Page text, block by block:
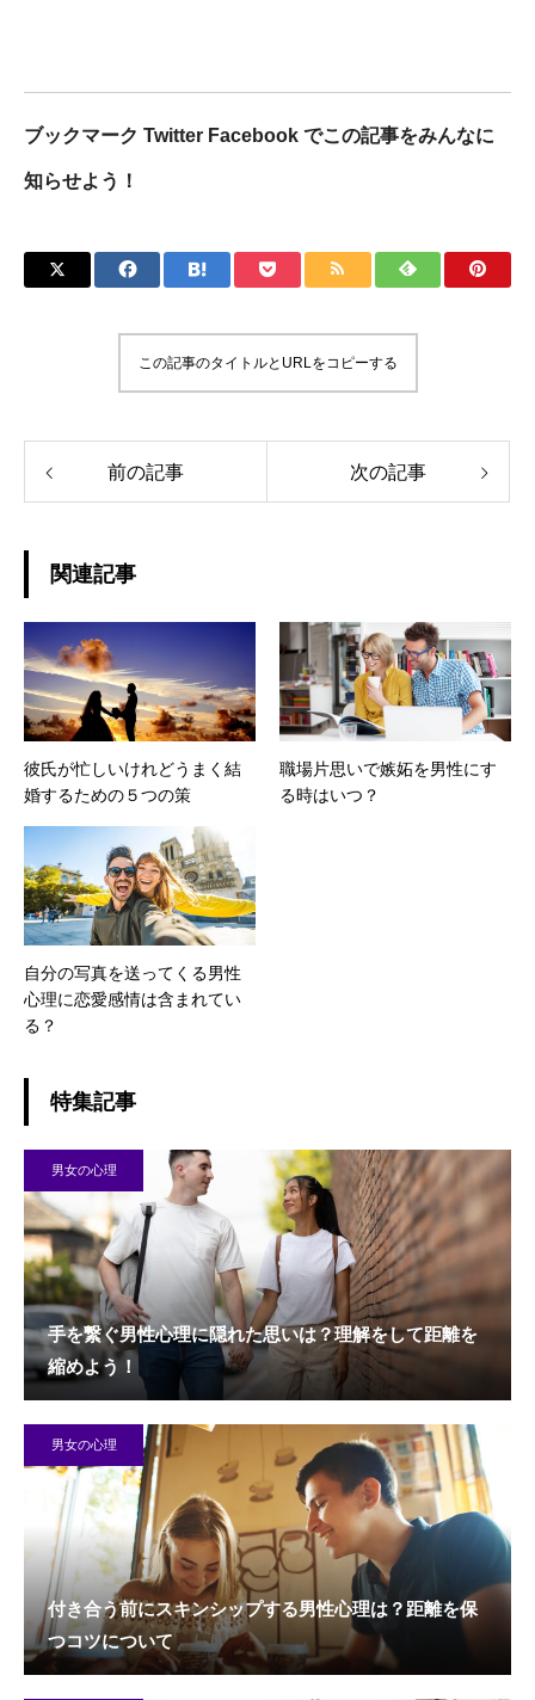
ブックマーク Twitter Facebook でこの記事をみんなに
知らせよう！
この記事のタイトルとURLをコピーする
前の記事 次の記事
関連記事
彼氏が忙しいけれどうまく結
婚するための５つの策
職場片思いで嫉妬を男性にす
る時はいつ？
自分の写真を送ってくる男性
心理に恋愛感情は含まれてい
る？
特集記事
男女の心理
手を繋ぐ男性心理に隠れた思いは？理解をして距離を
縮めよう！
男女の心理
付き合う前にスキンシップする男性心理は？距離を保
つコツについて